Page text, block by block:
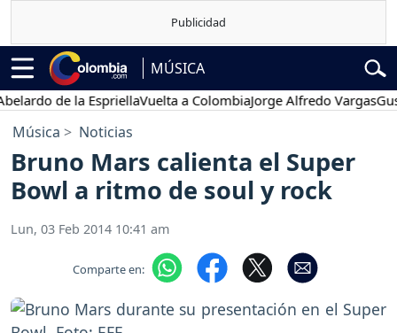
MÚSICA
de la EspriellaVuelta a ColombiaJorge Alfredo Vargas
Música Noticias
Bruno Mars calienta el Super
Bowl a ritmo de soul y rock
Lun, 03 Feb 2014 10:41 am
Comparte en: